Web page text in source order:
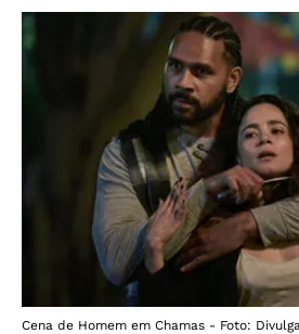
Cena de Homem em Chamas - Foto: